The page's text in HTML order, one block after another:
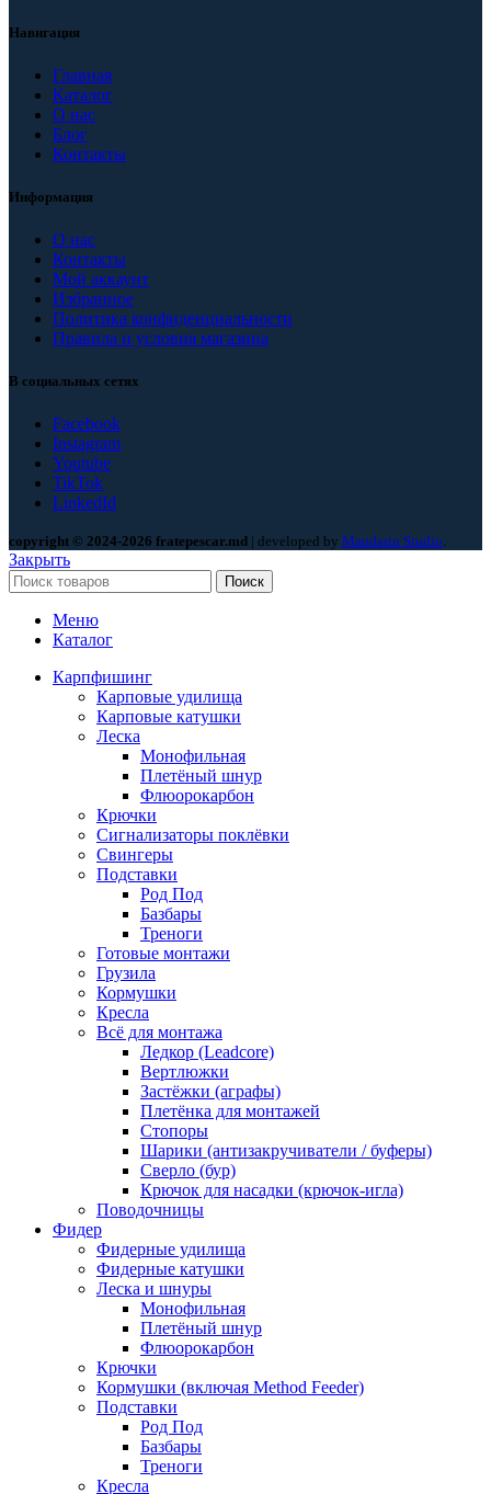
Навигация
Главная
Каталог
О нас
Блог
Контакты
Информация
О нас
Контакты
Мой аккаунт
Избранное
Политика конфиденциальности
Правила и условия магазина
В социальных сетях
Facebook
Instagram
Youtube
TikTok
LinkedId
copyright © 2024-2026 fratepescar.md | developed by Mandarin Studio.
Закрыть
Поиск
Меню
Каталог
Карпфишинг
Карповые удилища
Карповые катушки
Леска
Монофильная
Плетёный шнур
Флюорокарбон
Крючки
Сигнализаторы поклёвки
Свингеры
Подставки
Род Под
Базбары
Треноги
Готовые монтажи
Грузила
Кормушки
Кресла
Всё для монтажа
Ледкор (Leadcore)
Вертлюжки
Застёжки (аграфы)
Плетёнка для монтажей
Стопоры
Шарики (антизакручиватели / буферы)
Сверло (бур)
Крючок для насадки (крючок-игла)
Поводочницы
Фидер
Фидерные удилища
Фидерные катушки
Леска и шнуры
Монофильная
Плетёный шнур
Флюорокарбон
Крючки
Кормушки (включая Method Feeder)
Подставки
Род Под
Базбары
Треноги
Кресла